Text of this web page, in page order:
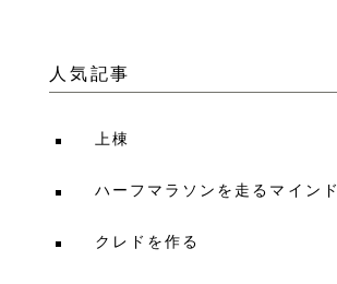
人気記事
上棟
ハーフマラソンを走るマインド
クレドを作る